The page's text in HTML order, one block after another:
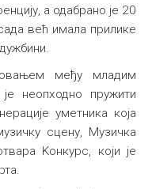
а одабрано је 20
већ имала прилике
међу младим
неопходно пружити
уметника која
сцену, Музичка
Kонкурс, који је